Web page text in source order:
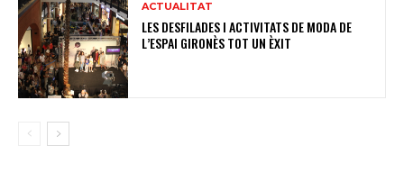
ACTUALITAT
LES DESFILADES I ACTIVITATS DE MODA DE
L’ESPAI GIRONÈS TOT UN ÈXIT